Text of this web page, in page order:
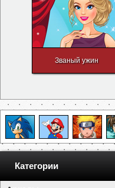
Званый ужин
Категории